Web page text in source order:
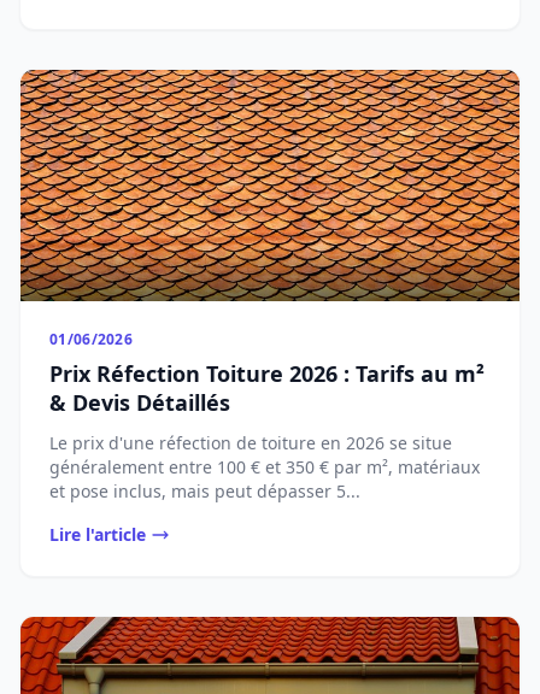
01/06/2026
Prix Réfection Toiture 2026 : Tarifs au m²
& Devis Détaillés
Le prix d'une réfection de toiture en 2026 se situe
généralement entre 100 € et 350 € par m², matériaux
et pose inclus, mais peut dépasser 5...
Lire l'article